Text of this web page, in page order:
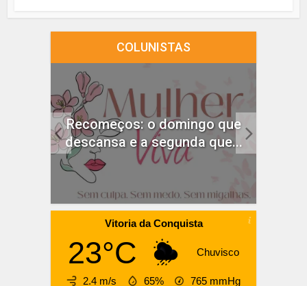
COLUNISTAS
Recomeços: o domingo que
descansa e a segunda que...
Vitoria da Conquista
23°C Chuvisco
2.4 m/s 65% 765 mmHg